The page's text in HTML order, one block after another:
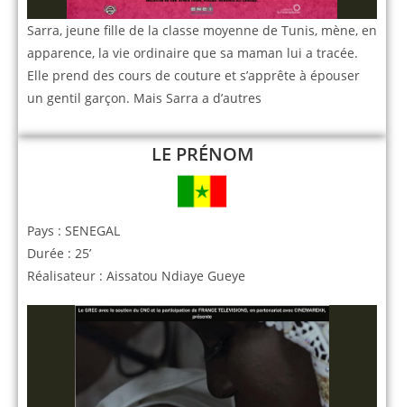
Sarra, jeune fille de la classe moyenne de Tunis, mène, en
apparence, la vie ordinaire que sa maman lui a tracée.
Elle prend des cours de couture et s’apprête à épouser
un gentil garçon. Mais Sarra a d’autres
LE PRÉNOM
Pays : SENEGAL
Durée : 25’
Réalisateur : Aissatou Ndiaye Gueye